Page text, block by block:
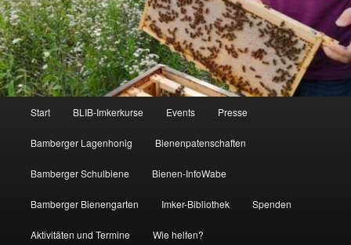
Start BLIB-Imkerkurse Events Presse
Bamberger Lagenhonig Bienenpatenschaften
Bamberger Schulbiene Bienen-InfoWabe
Bamberger Bienengarten Imker-Bibliothek Spenden
Aktivitäten und Termine Wie helfen?